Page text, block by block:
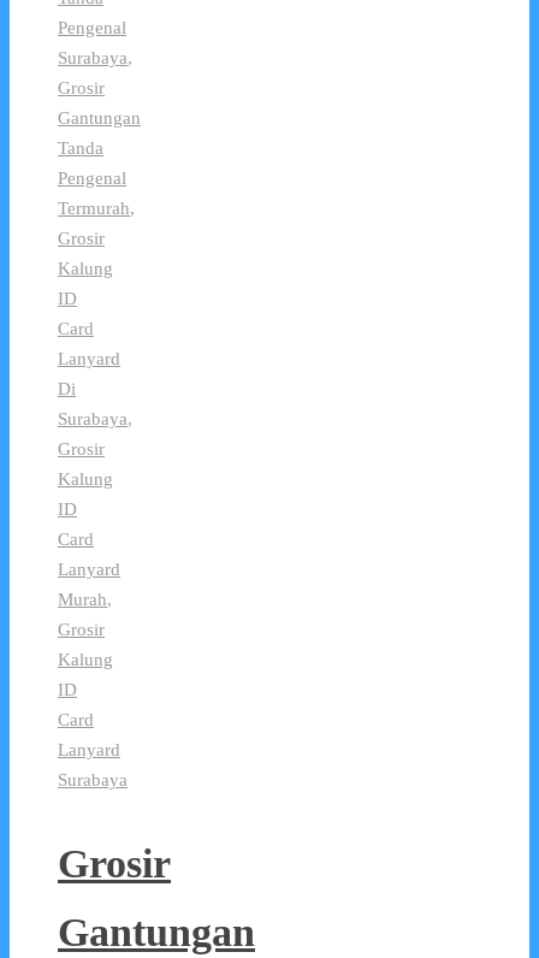
Pengenal
Surabaya,
Grosir
Gantungan
Tanda
Pengenal
Termurah,
Grosir
Kalung
ID
Card
Lanyard
Di
Surabaya,
Grosir
Kalung
ID
Card
Lanyard
Murah,
Grosir
Kalung
ID
Card
Lanyard
Surabaya
Grosir
Gantungan